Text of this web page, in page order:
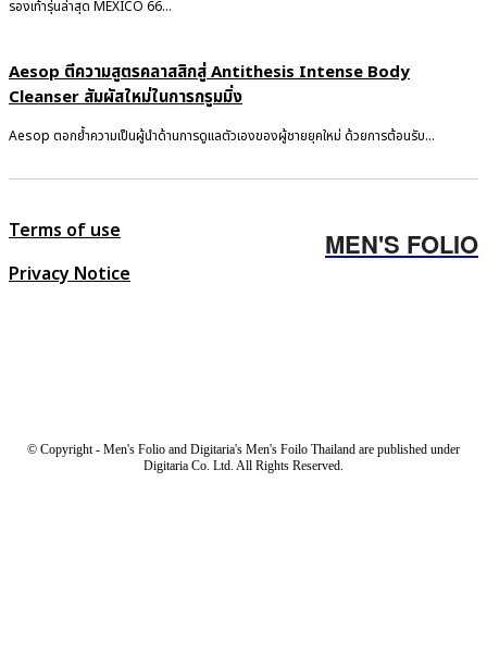
รองเท้ารุ่นล่าสุด MEXICO 66...
Aesop ตีความสูตรคลาสสิกสู่ Antithesis Intense Body
Cleanser สัมผัสใหม่ในการกรูมมิ่ง
Aesop ตอกย้ำความเป็นผู้นำด้านการดูแลตัวเองของผู้ชายยุคใหม่ ด้วยการต้อนรับ...
Terms of use
Privacy Notice
MEN'S FOLIO
© Copyright - Men's Folio and Digitaria's Men's Foilo Thailand are published under
Digitaria Co. Ltd. All Rights Reserved.